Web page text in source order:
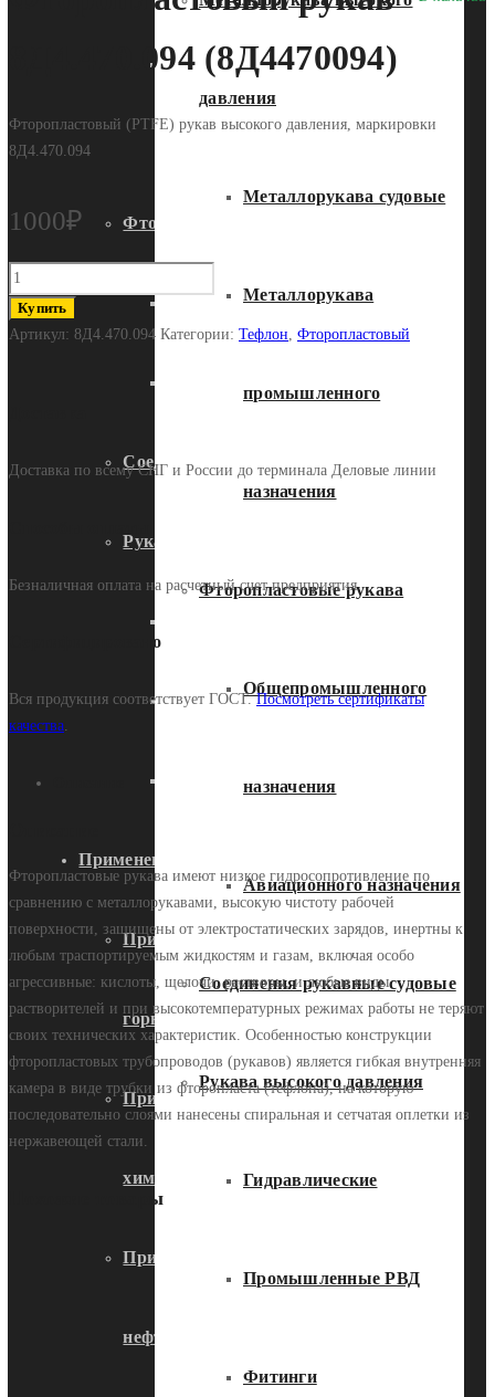
Металлорукава промышленного
Фторопластовые рукава
Авиационного назначения
Соединения рукавные судовые
Рукава высокого давления
Промышленные РВД
Применение
Применение муталлорукавов в
горнодобывающей промышленности
Применение металлорукавов в
химической промышленности
Применение металлорукавов в
нефтегазовой промышленности
давления
Металлорукава судовые
Металлорукава
промышленного
назначения
Фторопластовые рукава
Общепромышленного
назначения
Авиационного назначения
Соединения рукавные судовые
Рукава высокого давления
Гидравлические
Промышленные РВД
Фитинги
8Д4.470.094 (8Д4470094)
Фторопластовый (PTFE) рукав высокого давления, маркировки
8Д4.470.094
1000₽
Количество
Фторопластовый
рукав
Купить
Артикул: 8Д4.470.094 Категории: Тефлон Фторопластовый
Доставка по всему СНГ и России до терминала Деловые линии
Безналичная оплата на расчетный счет предприятия
Сертифицировано
Вся продукция соответствует ГОСТ.Посмотреть сертификаты
качества.
Фторопластовые рукава имеют низкое гидросопротивление по
сравнению с металлорукавами, высокую чистоту рабочей
поверхности, защищены от электростатических зарядов, инертны к
любым траспортируемым жидкостям и газам, включая особо
агрессивные: кислоты, щелочи, растворы, и любые виды
растворителей и при высокотемпературных режимах работы не теряют
своих технических характеристик. Особенностью конструкции
фторопластовых трубопроводов (рукавов) является гибкая внутренняя
камера в виде трубки из фторопласта (тефлона), на которую
последовательно слоями нанесены спиральная и сетчатая оплетки из
нержавеющей стали.
Похожие товары